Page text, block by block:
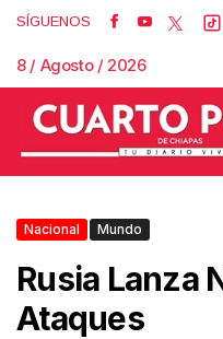
SÍGUENOS
8 / Agosto / 2026
Nacional Mundo
Rusia Lanza
Ataques